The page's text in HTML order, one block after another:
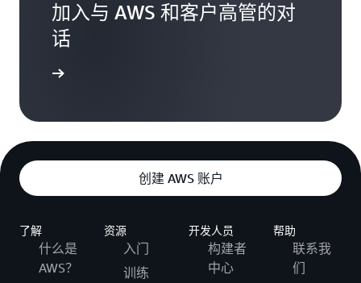
加入与 AWS 和客户高管的对
话
创建 AWS 账户
了解
什么是
AWS？
资源
入门
训练
开发人员
构建者
中心
帮助
联系我
们